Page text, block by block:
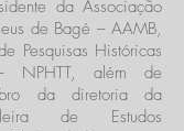
da Associação
de Bagé – AAMB,
Pesquisas Históricas
NPHTT, além de
da diretoria da
de Estudos